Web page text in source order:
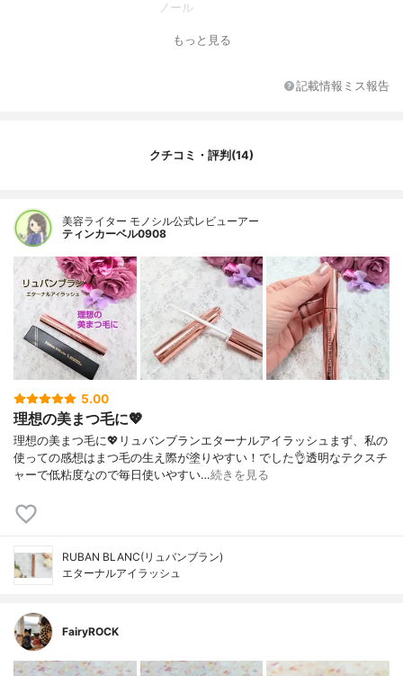
ノール
もっと見る
記載情報ミス報告
クチコミ・評判(14)
美容ライター モノシル公式レビューアー
ティンカーベル0908
5.00
理想の美まつ毛に💖
理想の美まつ毛に💖リュバンブランエターナルアイラッシュまず、私の
使っての感想はまつ毛の生え際が塗りやすい！でした👌透明なテクスチ
ャーで低粘度なので毎日使いやすい…続きを見る
RUBAN BLANC(リュバンブラン)
エターナルアイラッシュ
FairyROCK